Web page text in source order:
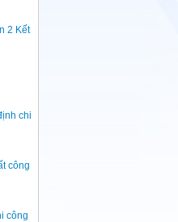
2 Kết
chi
công
công